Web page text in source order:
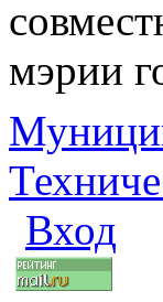
мэрии
Вход